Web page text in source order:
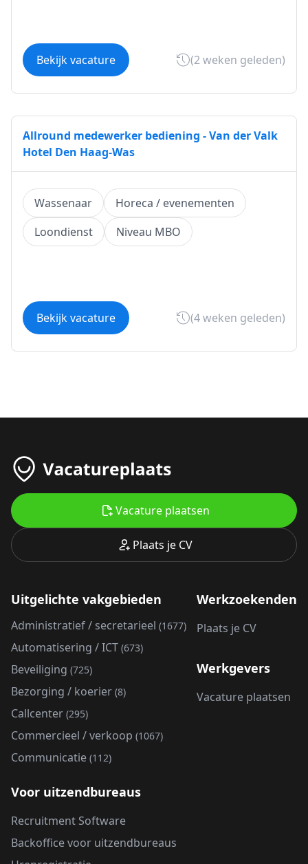
Bekijk vacature (2 weken geleden)
Allround medewerker bediening - Van der Valk
Hotel Den Haag-Was
Wassenaar
Horeca / evenementen
Loondienst
Niveau MBO
Bekijk vacature (4 weken geleden)
Plaats je CV
Vacature plaatsen
Uitgelichte vakgebieden
Administratief / secretarieel (1677)
Automatisering / ICT (673)
Beveiliging (725)
Bezorging / koerier (8)
Callcenter (295)
Commercieel / verkoop (1067)
Communicatie (112)
Werkzoekenden
Plaats je CV
Werkgevers
Vacature plaatsen
Voor uitzendbureaus
Recruitment Software
Backoffice voor uitzendbureaus